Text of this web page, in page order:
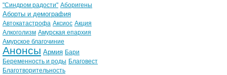
"Синдром радости" Аборигены
Аборты и демография
Автокатастрофа Аксиос Акция
Алкоголизм Амурская епархия
Амурское благочиние
Анонсы Армия Бари
Беременность и роды Благовест
Благотворительность